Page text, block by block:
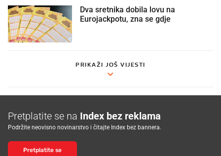
Dva sretnika dobila lovu na
Eurojackpotu, zna se gdje
PRIKAŽI JOŠ VIJESTI
Pretplatite se na Index bez reklama
Podržite neovisno novinarstvo i čitajte Index bez bannera.
Pretplatite se